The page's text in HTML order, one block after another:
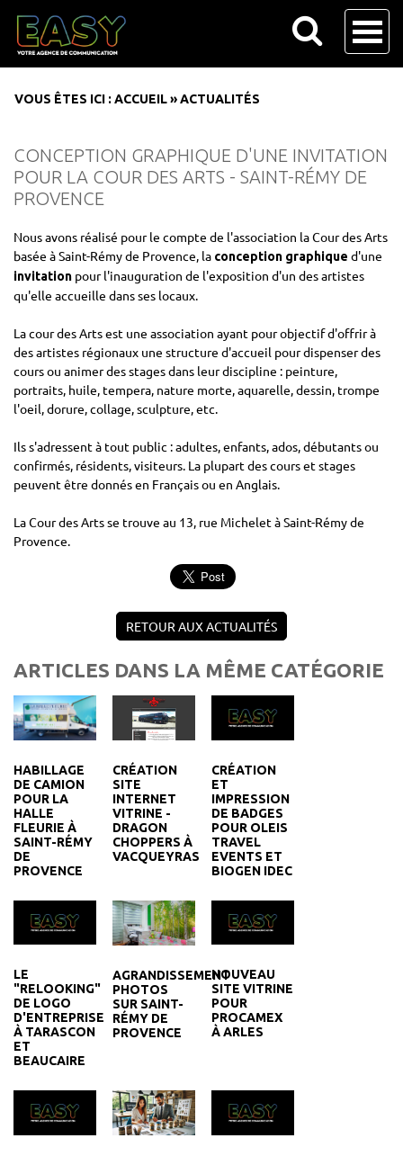
VOUS ÊTES ICI : ACCUEIL»ACTUALITÉS
CONCEPTION GRAPHIQUE D'UNE INVITATION
POUR LA COUR DES ARTS - SAINT-RÉMY DE
PROVENCE
Nous avons réalisé pour le compte de l'association la Cour des Arts
basée à Saint-Rémy de Provence, la conception graphique d'une
invitation pour l'inauguration de l'exposition d'un des artistes
qu'elle accueille dans ses locaux.
La cour des Arts est une association ayant pour objectif d'offrir à
des artistes régionaux une structure d'accueil pour dispenser des
cours ou animer des stages dans leur discipline : peinture,
portraits, huile, tempera, nature morte, aquarelle, dessin, trompe
l'oeil, dorure, collage, sculpture, etc.
Ils s'adressent à tout public : adultes, enfants, ados, débutants ou
confirmés, résidents, visiteurs. La plupart des cours et stages
peuvent être donnés en Français ou en Anglais.
La Cour des Arts se trouve au 13, rue Michelet à Saint-Rémy de
Provence.
RETOUR AUX ACTUALITÉS
ARTICLES DANS LA MÊME CATÉGORIE
HABILLAGE
DE CAMION
POUR LA
HALLE
FLEURIE À
SAINT-RÉMY
DE
PROVENCE
CRÉATION
SITE
INTERNET
VITRINE -
DRAGON
CHOPPERS À
VACQUEYRAS
CRÉATION
ET
IMPRESSION
DE BADGES
POUR OLEIS
TRAVEL
EVENTS ET
BIOGEN IDEC
LE
"RELOOKING"
DE LOGO
D'ENTREPRISE
À TARASCON
ET
BEAUCAIRE
AGRANDISSEMENT
PHOTOS
SUR SAINT-
RÉMY DE
PROVENCE
NOUVEAU
SITE VITRINE
POUR
PROCAMEX
À ARLES